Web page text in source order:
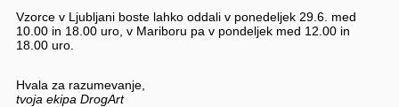
Vzorce v Ljubljani boste lahko oddali v ponedeljek 29.6. med
10.00 in 18.00 uro, v Mariboru pa v pondeljek med 12.00 in
18.00 uro.
Hvala za razumevanje,
tvoja ekipa DrogArt